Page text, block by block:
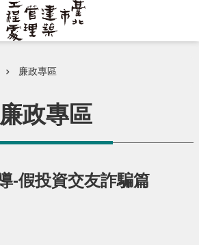
廉政專區
廉政專區
-假投資交友詐騙篇